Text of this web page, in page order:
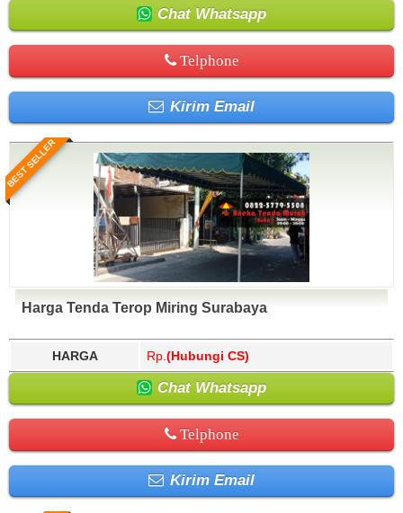
Chat Whatsapp
Telphone
Kirim Email
BEST SELLER
Harga Tenda Terop Miring Surabaya
HARGA Rp. (Hubungi CS)
Chat Whatsapp
Telphone
Kirim Email